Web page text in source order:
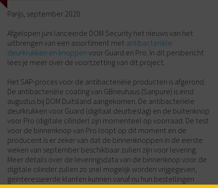
Parijs, september 2020
Afgelopen juni lanceerde DOM Security het nieuws van het
uitbrengen van een assortiment met antibacteriële
deurkrukken en knoppen voor Guard en Pro. In dit persbericht
lees je meer over de voortzetting van dit project.
Het SAP-proces voor de antibacteriële producten is afgerond.
De antibacteriële coating van GBneuhaus (Sanpure) is eind
augustus bij DOM Duitsland aangekomen. De antibacteriële
deurkrukken voor Guard (digitaal deurbeslag) en de buitenknop
voor Pro (digitale cilinder) zijn momenteel op voorraad. De test
voor de binnenknop van Pro loopt op dit moment en de
producent is er zeker van dat de binnenknoppen in de eerste
weken van september beschikbaar zullen zijn voor levering.
Meer details over de leveringsdata van de binnenknop voor de
digitale cilinder zullen zo snel mogelijk worden vrijgegeven,
geïnteresseerde klanten kunnen vanaf nu hun bestellingen